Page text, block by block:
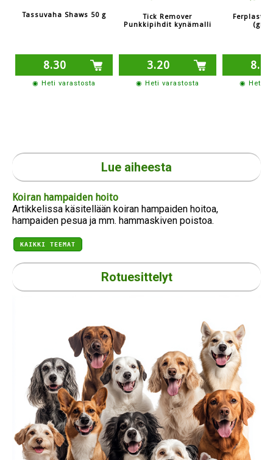
Tassuvaha Shaws 50 g
8.30
◉ Heti varastosta
Tick Remover
Punkkipihdit kynämalli
3.20
◉ Heti varastosta
Ferplast
8.20
◉ Heti
Lue aiheesta
Koiran hampaiden hoito
Artikkelissa käsitellään koiran hampaiden hoitoa,
hampaiden pesua ja mm. hammaskiven poistoa.
KAIKKI TEEMAT
Rotuesittelyt